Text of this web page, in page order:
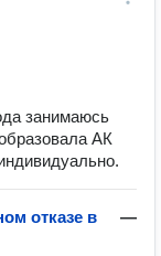
занимаюсь
АК
отказе в
—